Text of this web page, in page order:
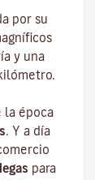
por su
y una
la época
. Y a día
para